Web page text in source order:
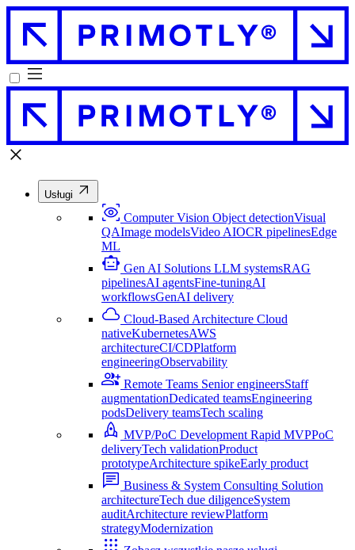
Usługi
Computer Vision Object detectionVisual
QAImage modelsVideo AIOCR pipelinesEdge
ML
Gen AI Solutions LLM systemsRAG
pipelinesAI agentsFine-tuningAI
workflowsGenAI delivery
Cloud-Based Architecture Cloud
nativeKubernetesAWS
architectureCI/CDPlatform
engineeringObservability
Remote Teams Senior engineersStaff
augmentationDedicated teamsEngineering
podsDelivery teamsTech scaling
MVP/PoC Development Rapid MVPPoC
deliveryTech validationProduct
prototypeArchitecture spikeEarly product
Business & System Consulting Solution
architectureTech due diligenceSystem
auditArchitecture reviewPlatform
strategyModernization